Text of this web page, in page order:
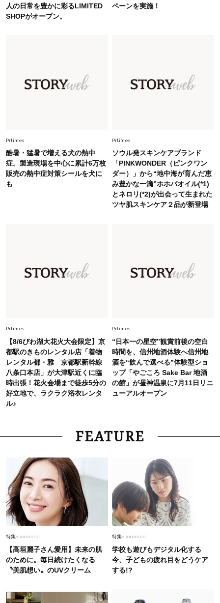
ップス×パンツ」コーデ〈3選〉
Fashion 2026.6.26
今、40代の「メガネ＆サングラス」のトレンド
に更新あり！“黒ぶち以外”が新定番に
オシャレ40代の【ワンピ＆オールインワン】最
いめハーフパンツでモードに昇華
人の日常を豊かに彩るLIMITED
SHOPがオープン。
ペーンを実施！
Prtimes
酷暑・猛暑で増える犬の熱中
症。製造現場を中心に累計6万枚
販売の熱中症対策シールを犬に
も
Prtimes
ソウル発スキンケアブランド
「PINKWONDER（ピンクワン
ダー）」から“地中海が育んだ恵
み豊かな一滴”ホホバオイル(*1)
とネロリ(*2)が出会って生まれた
ツヤ肌スキンケア２品が新登場
Prtimes
【8/6びわ湖大花火大会限定】京
都駅のきものレンタル店「着物
レンタル都・雅 京都駅新幹線
八条口本店」が大津駅近くに臨
時出張！花火会場まで徒歩5分の
好立地で、ラクラク浴衣レンタ
ル♪
Prtimes
“日本一の星空”観賞前後の空白
時間を、信州地酒体験へ信州地
酒を“飲んで選べる”体験型ショ
ップ「やごころ Sake Bar 地酒
の館」が昼神温泉に7月11日リニ
ューアルオープン
FEATURE
特集Sponsored
【高垣麗子さん愛用】未来の肌
のために。毎日続けたくなる
〝美肌想い〟のUVクリーム
特集Sponsored
学校も遊びもデジタル化する
今、子どもの疲れ目をどうケア
する!?